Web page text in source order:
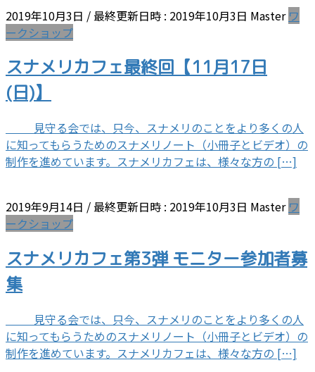
2019年10月3日 / 最終更新日時 : 2019年10月3日 Master ワ
ークショップ
スナメリカフェ最終回【11月17日
(日)】
見守る会では、只今、スナメリのことをより多くの人
に知ってもらうためのスナメリノート（小冊子とビデオ）の
制作を進めています。スナメリカフェは、様々な方の […]
2019年9月14日 / 最終更新日時 : 2019年10月3日 Master ワ
ークショップ
スナメリカフェ第3弾 モニター参加者募
集
見守る会では、只今、スナメリのことをより多くの人
に知ってもらうためのスナメリノート（小冊子とビデオ）の
制作を進めています。スナメリカフェは、様々な方の […]